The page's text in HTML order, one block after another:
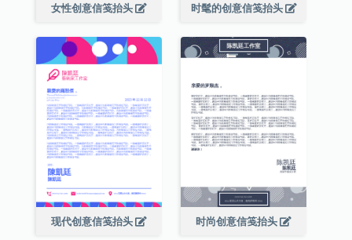
女性创意信笺抬头 时髦的创意信笺抬头
现代创意信笺抬头 时尚创意信笺抬头